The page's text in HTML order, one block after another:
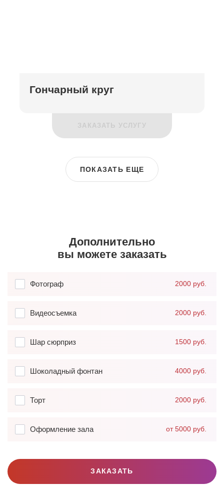
Гончарный круг
ЗАКАЗАТЬ УСЛУГУ
ПОКАЗАТЬ ЕЩЕ
Дополнительно
вы можете заказать
Фотограф 2000 руб.
Видеосъемка 2000 руб.
Шар сюрприз 1500 руб.
Шоколадный фонтан 4000 руб.
Торт 2000 руб.
Оформление зала от 5000 руб.
ЗАКАЗАТЬ